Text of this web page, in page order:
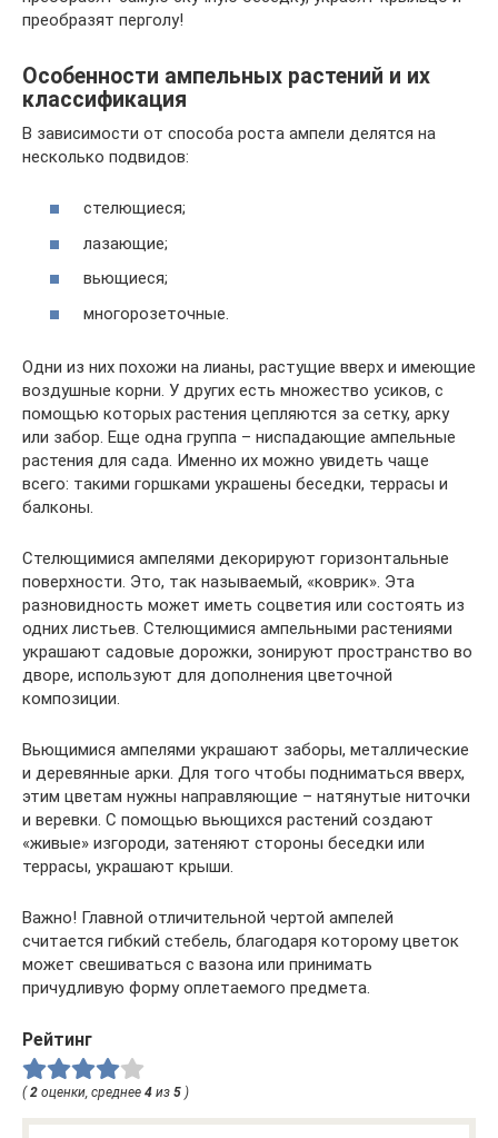
преобразят перголу!
Особенности ампельных растений и их
классификация
В зависимости от способа роста ампели делятся на
несколько подвидов:
стелющиеся;
лазающие;
вьющиеся;
многорозеточные.
Одни из них похожи на лианы, растущие вверх и имеющие
воздушные корни. У других есть множество усиков, с
помощью которых растения цепляются за сетку, арку
или забор. Еще одна группа – ниспадающие ампельные
растения для сада. Именно их можно увидеть чаще
всего: такими горшками украшены беседки, террасы и
балконы.
Стелющимися ампелями декорируют горизонтальные
поверхности. Это, так называемый, «коврик». Эта
разновидность может иметь соцветия или состоять из
одних листьев. Стелющимися ампельными растениями
украшают садовые дорожки, зонируют пространство во
дворе, используют для дополнения цветочной
композиции.
Вьющимися ампелями украшают заборы, металлические
и деревянные арки. Для того чтобы подниматься вверх,
этим цветам нужны направляющие – натянутые ниточки
и веревки. С помощью вьющихся растений создают
«живые» изгороди, затеняют стороны беседки или
террасы, украшают крыши.
Важно! Главной отличительной чертой ампелей
считается гибкий стебель, благодаря которому цветок
может свешиваться с вазона или принимать
причудливую форму оплетаемого предмета.
Рейтинг
(2 оценки, среднее 4 из 5 )